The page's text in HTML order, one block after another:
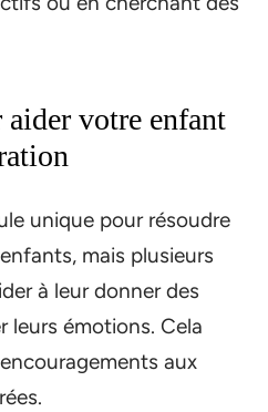
aider votre enfant
unique pour résoudre
mais plusieurs
à leur donner des
leurs émotions. Cela
aux